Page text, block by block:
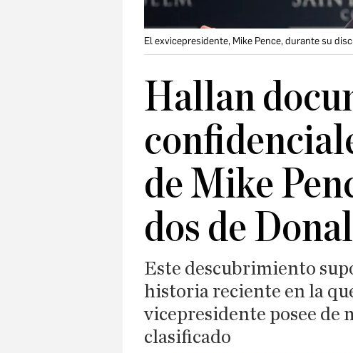
El exvicepresidente, Mike Pence, durante su
Hallan
de Mike
dos de
Este descubrimiento
historia reciente en la
vicepresidente posee de
clasificado